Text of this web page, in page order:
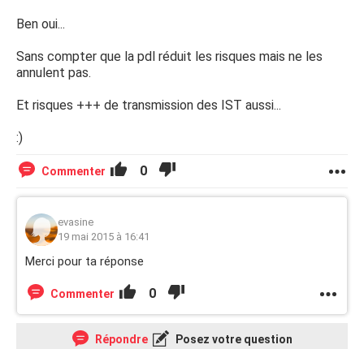
Ben oui...
Sans compter que la pdl réduit les risques mais ne les
annulent pas.
Et risques +++ de transmission des IST aussi...
:)
Commenter 0
evasine
19 mai 2015 à 16:41
Merci pour ta réponse
Commenter 0
Répondre Posez votre question